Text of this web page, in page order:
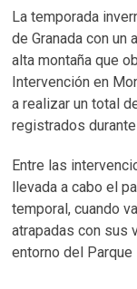
La temporada
de Granada con
alta montaña que
Intervención en
a realizar un total
registrados
Entre las
llevada a cabo el
temporal, cuando
atrapadas con sus
entorno del Parque